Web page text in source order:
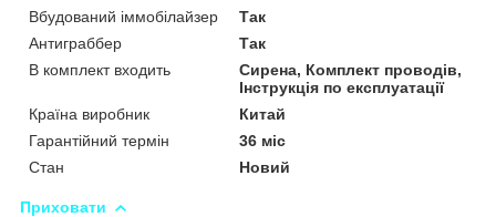
Вбудований іммобілайзер
Так
Антиграббер
Так
В комплект входить
Сирена, Комплект проводів,
Інструкція по експлуатації
Країна виробник
Китай
Гарантійний термін
36 міс
Стан
Новий
Приховати